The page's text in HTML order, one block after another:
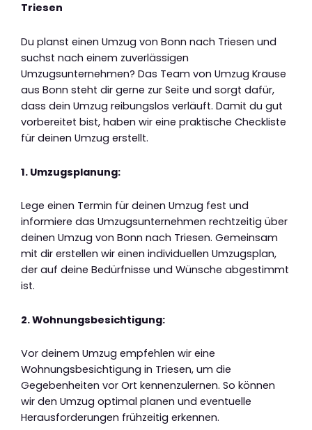
Triesen
Du planst einen Umzug von Bonn nach Triesen und
suchst nach einem zuverlässigen
Umzugsunternehmen? Das Team von Umzug Krause
aus Bonn steht dir gerne zur Seite und sorgt dafür,
dass dein Umzug reibungslos verläuft. Damit du gut
vorbereitet bist, haben wir eine praktische Checkliste
für deinen Umzug erstellt.
1. Umzugsplanung:
Lege einen Termin für deinen Umzug fest und
informiere das Umzugsunternehmen rechtzeitig über
deinen Umzug von Bonn nach Triesen. Gemeinsam
mit dir erstellen wir einen individuellen Umzugsplan,
der auf deine Bedürfnisse und Wünsche abgestimmt
ist.
2. Wohnungsbesichtigung:
Vor deinem Umzug empfehlen wir eine
Wohnungsbesichtigung in Triesen, um die
Gegebenheiten vor Ort kennenzulernen. So können
wir den Umzug optimal planen und eventuelle
Herausforderungen frühzeitig erkennen.